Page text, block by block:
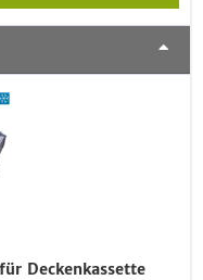
Deckenkassette